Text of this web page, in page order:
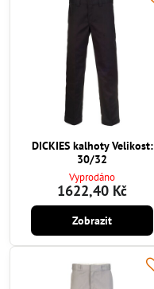
DICKIES kalhoty Velikost:
30/32
Vyprodáno
1622,40 Kč
Zobrazit